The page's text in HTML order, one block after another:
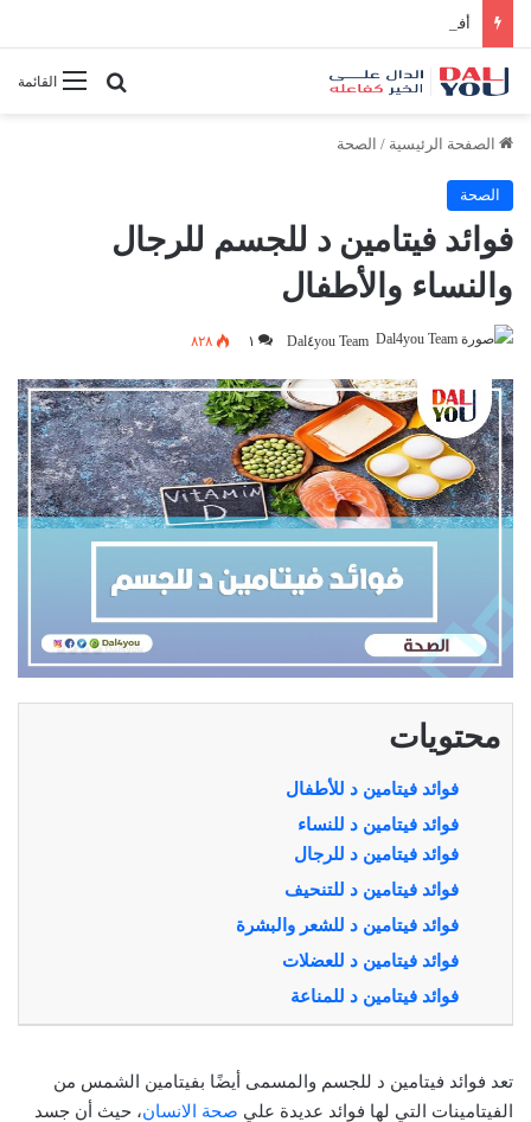
أفضل النصائح لإدارة الوقت بفعالية
القائمةبحث عن
الصفحة الرئيسية / الصحة
الصحة
فوائد فيتامين د للجسم للرجال
والنساء والأطفال
Dal٤you Team ١ ٨٢٨
محتويات
فوائد فيتامين د للأطفال
فوائد فيتامين د للنساء
فوائد فيتامين د للرجال
فوائد فيتامين د للتنحيف
فوائد فيتامين د للشعر والبشرة
فوائد فيتامين د للعضلات
فوائد فيتامين د للمناعة
تعد فوائد فيتامين د للجسم والمسمى أيضًا بفيتامين الشمس من
الفيتامينات التي لها فوائد عديدة علي صحة الانسان، حيث أن جسد